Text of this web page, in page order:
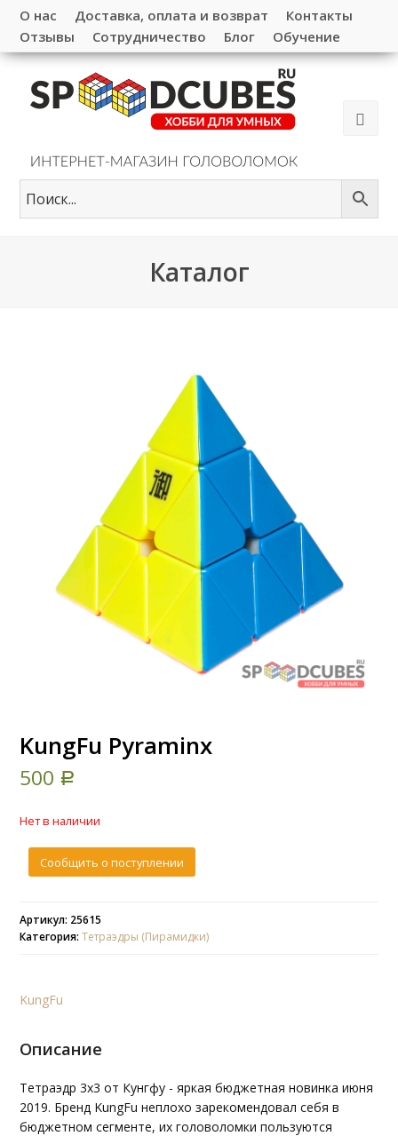
О нас Доставка, оплата и возврат
Контакты
Отзывы
Сотрудничество Блог Обучение
Каталог
KungFu Pyraminx
500 Р
Нет в наличии
Сообщить о поступлении
Артикул: 25615
Категория:Тетраэдры (Пирамидки)
KungFu
Описание
Тетраэдр 3х3 от Кунгфу - яркая бюджетная новинка июня
2019. Бренд KungFu неплохо зарекомендовал себя в
бюджетном сегменте, их головоломки пользуются